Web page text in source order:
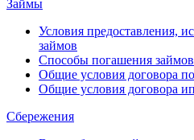
Займы
Условия предоставления,
займов
Способы погашения займов
Общие условия договора
Общие условия договора
Сбережения